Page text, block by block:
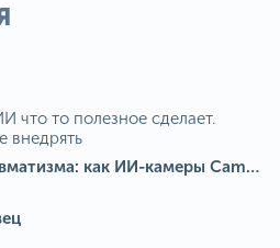
что то полезное сделает.
внедрять
Стратегия нулевого травматизма: как ИИ-камеры Camkord снижают риск наезда на пешехода при работе на погрузчике